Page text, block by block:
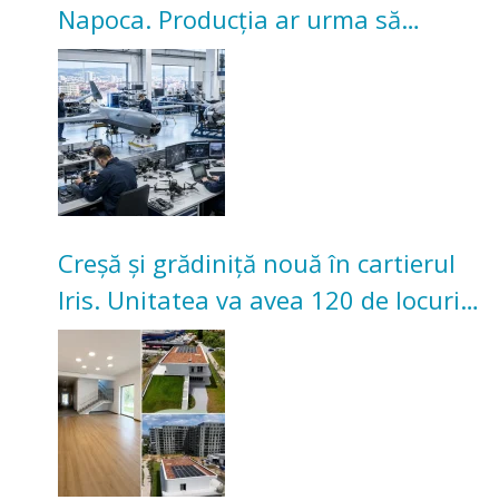
Napoca. Producția ar urma să
înceapă în toamna acestui an
Creșă și grădiniță nouă în cartierul
Iris. Unitatea va avea 120 de locuri
pentru copii